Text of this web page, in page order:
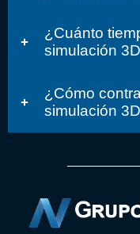
¿Cuánto
simulación
¿Cómo
simulación